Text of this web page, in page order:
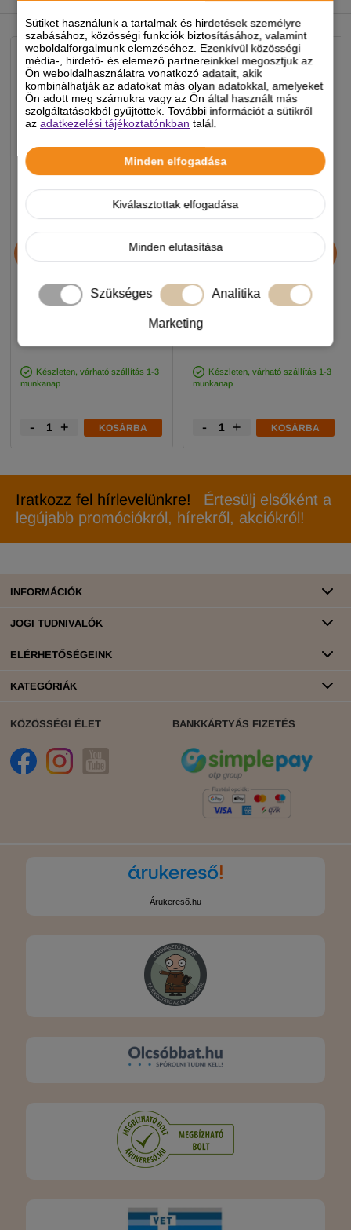
Sütiket használunk a tartalmak és hirdetések személyre
szabásához, közösségi funkciók biztosításához, valamint
weboldalforgalmunk elemzéséhez. Ezenkívül közösségi
média-, hirdető- és elemező partnereinkkel megosztjuk az
Ön weboldalhasználatra vonatkozó adatait, akik
kombinálhatják az adatokat más olyan adatokkal, amelyeket
Ön adott meg számukra vagy az Ön által használt más
szolgáltatásokból gyűjtöttek. További információt a sütikről
azadatkezelési tájékoztatónkban talál.
Minden elfogadása
Kiválasztottak elfogadása
Minden elutasítása
Szükséges Analitika
Marketing
NEKED AJÁNLJUK
Chicopee HNL Protein Bar
Készleten, várható szállítás 1-3
munkanap
- + KOSÁRBA
kutyatáp 15+3kg
Készleten, várható szállítás 1-3
munkanap
- + KOSÁRBA
Iratkozz fel hírlevelünkre!
Értesülj elsőként a
legújabb promóciókról, hírekről, akciókról!
INFORMÁCIÓK
JOGI TUDNIVALÓK
ELÉRHETŐSÉGEINK
KATEGÓRIÁK
KÖZÖSSÉGI ÉLET BANKKÁRTYÁS FIZETÉS
Árukereső.hu